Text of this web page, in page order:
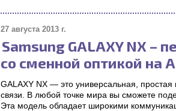
27 августа 2013 г.
Samsung GALAXY NX –
со сменной оптикой на
GALAXY NX — это универсальная, простая
связи. В любой точке мира вы сможете
Эта модель обладает широкими